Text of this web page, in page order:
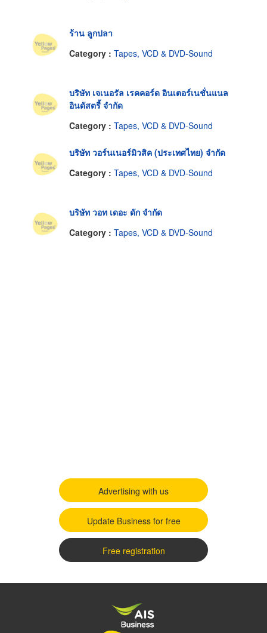
ร้าน ลูกปลา
Category : Tapes, VCD & DVD-Sound
บริษัท เจเนอรัล เรคคอร์ด อินเตอร์เนชั่นแนล
อินดัสตรี้ จำกัด
Category : Tapes, VCD & DVD-Sound
บริษัท วอร์นเนอร์มิวสิค (ประเทศไทย) จำกัด
Category : Tapes, VCD & DVD-Sound
บริษัท วอท เดอะ ดัก จำกัด
Category : Tapes, VCD & DVD-Sound
Advertising with us
Update Business for free
Free registration